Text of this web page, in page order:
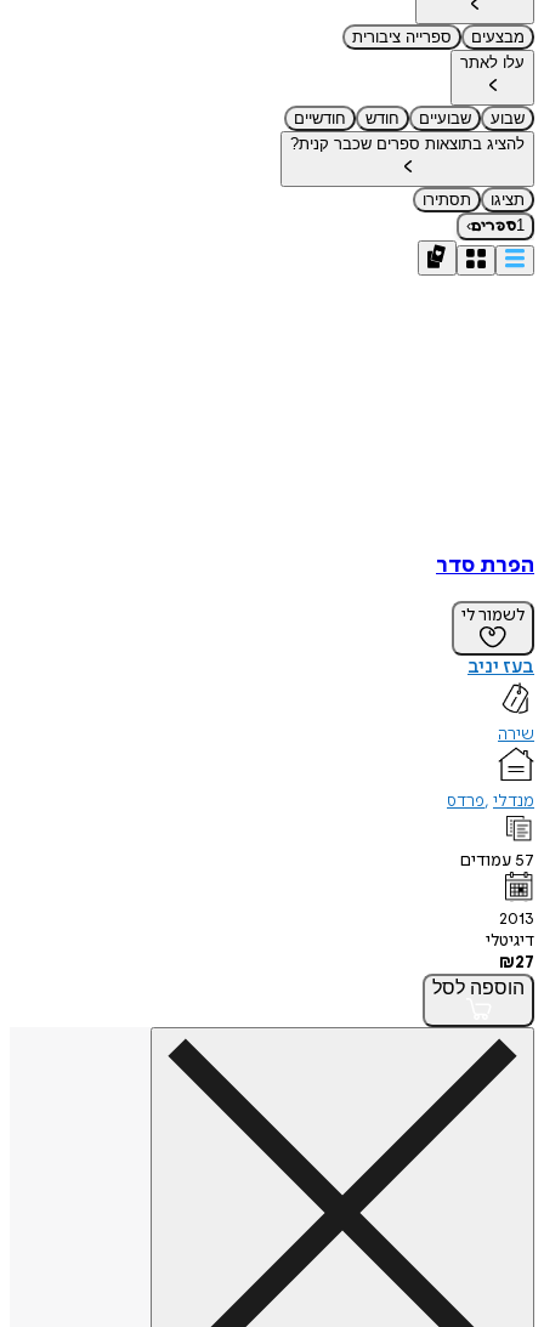
מבצעים
ספרייה ציבורית
עלו לאתר
שבוע שבועיים חודש
חודשיים
להציג בתוצאות ספרים שכבר קנית?
תציגו
תסתירו
1ספרים›
הפרת סדר
לשמור לי
בעז יניב
שירה
מנדלי פרדס
57 עמודים
2013
דיגיטלי
₪27
הוספה לסל